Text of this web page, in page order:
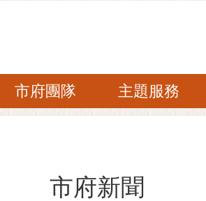
市府團隊 主題服務
市府新聞